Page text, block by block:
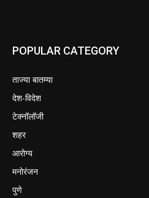
POPULAR CATEGORY
ताज्या बातम्या
देश-विदेश
टेक्नॉलॉजी
शहर
आरोग्य
मनोरंजन
पुणे